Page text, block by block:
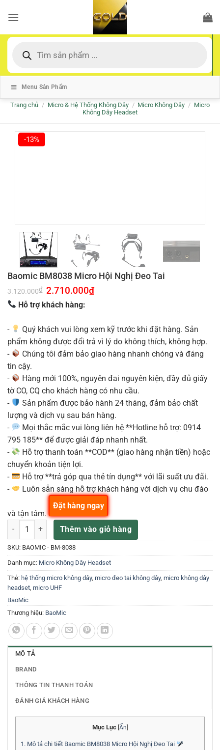
qua
dung
kiếm
Menu Sản Phẩm
Trang chủ / Micro & Hệ Thống Không Dây / Micro Không Dây / Micro
Không Dây Headset
-13%
Baomic BM8038 Micro Hội Nghị Đeo Tai
3.120.000₫ Giá
gốc
là:
3.120.000₫.
2.710.000₫Giá
Hỗ trợ khách hàng:
-
Quý khách vui lòng xem kỹ trước khi đặt hàng. Sản
phẩm không được đổi trả vì lý do không thích, không hợp.
-
Chúng tôi đảm bảo giao hàng nhanh chóng và đáng
tin cậy.
-
Hàng mới 100%, nguyên đai nguyên kiện, đầy đủ giấy
tờ CO, CQ cho khách hàng có nhu cầu.
-
Sản phẩm được bảo hành 24 tháng, đảm bảo chất
lượng và dịch vụ sau bán hàng.
-
Mọi thắc mắc vui lòng liên hệ **Hotline hỗ trợ: 0914
795 185** để được giải đáp nhanh nhất.
-
Hỗ trợ thanh toán **COD** (giao hàng nhận tiền) hoặc
chuyển khoản tiện lợi.
-
Hỗ trợ **trả góp qua thẻ tín dụng** với lãi suất ưu đãi.
-
Luôn sẵn sàng hỗ trợ khách hàng với dịch vụ chu đáo
và tận tâm.
Baomic BM8038 Micro Hội Nghị Đeo Tai số lượng
Thêm vào giỏ hàng
Đặt hàng ngay
SKU: BAOMIC - BM-8038
Danh mục: Micro Không Dây Headset
Thẻ: hệ thống micro không dây, micro đeo tai không dây, micro không dây
headset micro UHF
BaoMic
Thương hiệu: BaoMic
MÔ TẢ
BRAND
THÔNG TIN THANH TOÁN
ĐÁNH GIÁ KHÁCH HÀNG
Mục Lục Ẩn
1. Mô tả chi tiết Baomic BM8038 Micro Hội Nghị Đeo Tai